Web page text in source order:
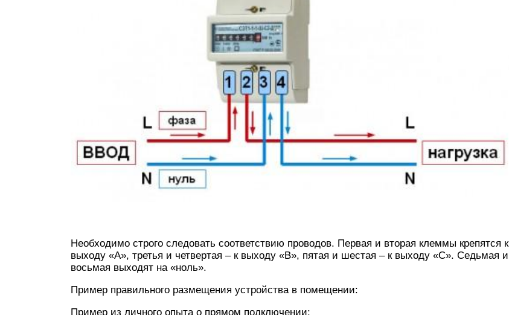
Необходимо строго следовать соответствию проводов. Первая и вторая клеммы крепятся к
выходу «А», третья и четвертая – к выходу «В», пятая и шестая – к выходу «С». Седьмая и
восьмая выходят на «ноль».
Пример правильного размещения устройства в помещении:
Пример из личного опыта о прямом подключении: